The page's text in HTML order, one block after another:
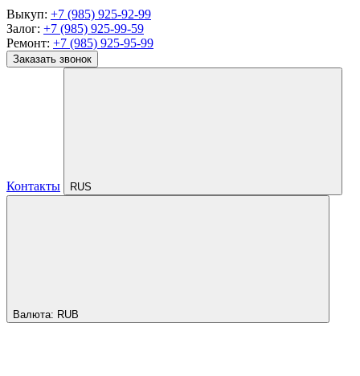
Выкуп: +7 (985) 925-92-99
Залог: +7 (985) 925-99-59
Ремонт: +7 (985) 925-95-99
Заказать звонок
Контакты RUS
Валюта: RUB